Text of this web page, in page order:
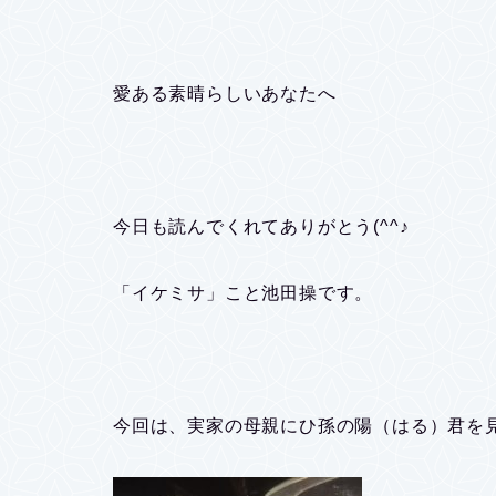
愛ある素晴らしいあなたへ
今日も読んでくれてありがとう(^^♪
「イケミサ」こと池田操です。
今回は、実家の母親にひ孫の陽（はる）君